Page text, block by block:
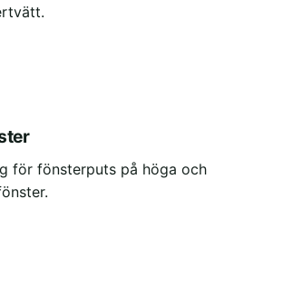
för fönsterputs på höga och